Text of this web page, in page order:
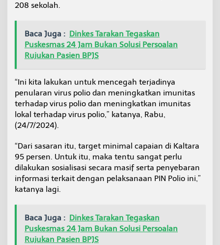
208 sekolah.
Baca Juga : Dinkes Tarakan Tegaskan
Puskesmas 24 Jam Bukan Solusi Persoalan
Rujukan Pasien BPJS
“Ini kita lakukan untuk mencegah terjadinya
penularan virus polio dan meningkatkan imunitas
terhadap virus polio dan meningkatkan imunitas
lokal terhadap virus polio,” katanya, Rabu,
(24/7/2024).
“Dari sasaran itu, target minimal capaian di Kaltara
95 persen. Untuk itu, maka tentu sangat perlu
dilakukan sosialisasi secara masif serta penyebaran
informasi terkait dengan pelaksanaan PIN Polio ini,”
katanya lagi.
Baca Juga : Dinkes Tarakan Tegaskan
Puskesmas 24 Jam Bukan Solusi Persoalan
Rujukan Pasien BPJS